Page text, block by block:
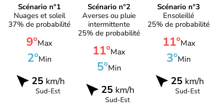
Scénario n°1
Nuages et soleil
37% de probabilité
9°Max
2°Min
25km/h
Sud-Est
Scénario n°2
Averses ou pluie
intermittente
25% de probabilité
11°Max
5°Min
25km/h
Sud-Est
Scénario n°3
Ensoleillé
25% de probabilité
11°Max
3°Min
25 km/h
Sud-Est